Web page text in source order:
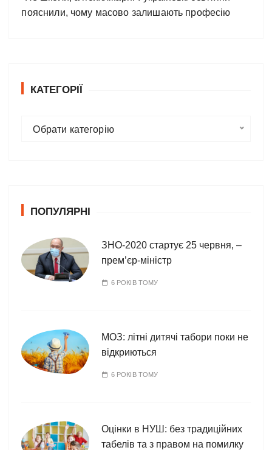
пояснили, чому масово залишають професію
КАТЕГОРІЇ
р
Обрати категорію
ПОПУЛЯРНІ
ЗНО-2020 стартує 25 червня, –
прем’єр-міністр
6 РОКІВ ТОМУ
МОЗ: літні дитячі табори поки не
відкриються
6 РОКІВ ТОМУ
Оцінки в НУШ: без традиційних
табелів та з правом на помилку